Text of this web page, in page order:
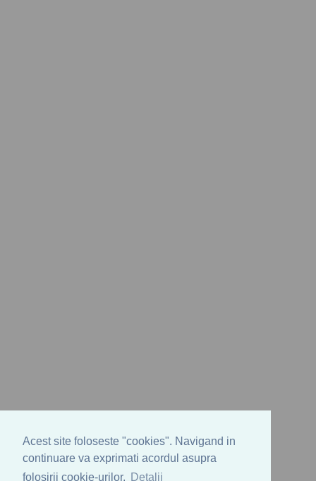
Acest site foloseste "cookies". Navigand in
continuare va exprimati acordul asupra
folosirii cookie-urilor.
Detalii